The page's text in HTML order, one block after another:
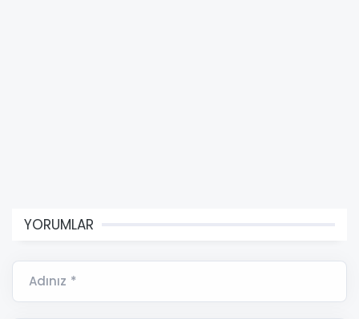
YORUMLAR
Adınız *